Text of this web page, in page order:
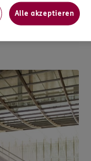
Denn Erfolg
das Ergebnis
Alle akzeptieren